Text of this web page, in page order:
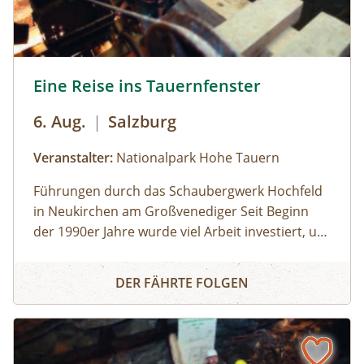
Uhr): Erwachsene: € 7,00Kinder und Jugendliche
bis 15 Jahre: € 5,00Familienkarte (max. 4
Personen): € 12,00
Eine Reise ins Tauernfenster
6. Aug. | Salzburg
Veranstalter: Nationalpark Hohe Tauern
Führungen durch das Schaubergwerk Hochfeld
in Neukirchen am Großvenediger Seit Beginn
der 1990er Jahre wurde viel Arbeit investiert, um
umzubauen. Die Attraktion unter Tage bietet
spannende Einblicke in die alpine Geologie und
Schaubergwerk, eine Rarität in den Hohen
Tauern, wird durch Führungen den
Eine Reise ins Tauernfenster
DER FÄHRTE FOLGEN